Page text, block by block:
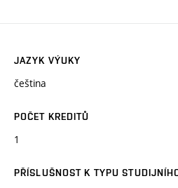
JAZYK VÝUKY
čeština
POČET KREDITŮ
1
PŘÍSLUŠNOST K TYPU